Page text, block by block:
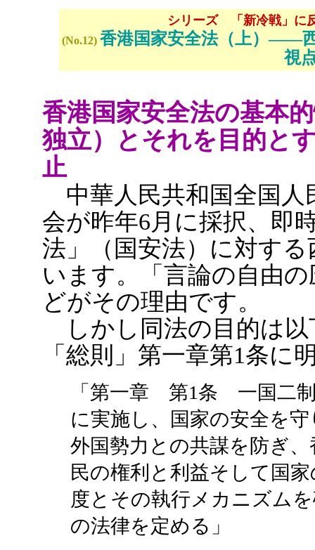
シリーズ 「新冷戦」に
(No.12) 香港国家安全法（上）――
視
香港国家安全法の基本
独立）とそれを目的と
止
中華人民共和国全国人
会が昨年6月に採択、即
法」（国安法）に対す
います。「言論の自由
どがその理由です。
しかし同法の目的は以
「総則」第一章第1条に
「第一章 第1条 一国二
に実施し、国家の安全を
外国勢力との共謀を防ぎ
民の権利と利益そして国
度とその執行メカニズム
の法律を定める」